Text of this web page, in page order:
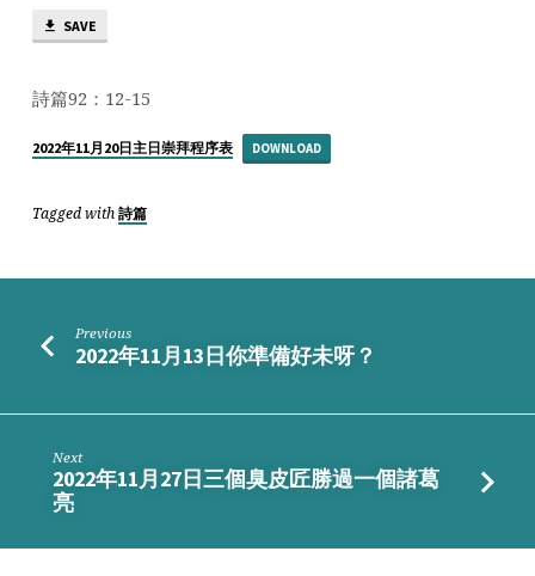
日
旺
樹
SAVE
詩篇92：12-15
2022年11月20日主日崇拜程序表 DOWNLOAD
Tagged with 詩篇
Previous
2022年11月13日你準備好未呀？
Next
2022年11月27日三個臭皮匠勝過一個諸葛
亮